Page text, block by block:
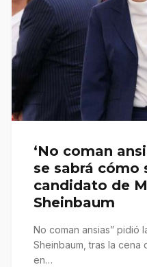
‘No coman
se sabrá cómo
candidato de
Sheinbaum
No coman ansias” pidió
Sheinbaum, tras la
en…